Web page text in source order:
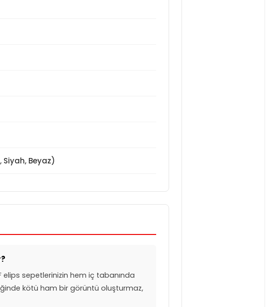
Siyah, Beyaz)
elips sepetlerinizin hem iç tabanında
kötü ham bir görüntü oluşturmaz,